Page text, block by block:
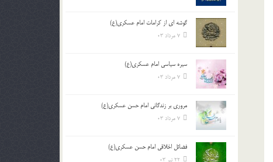
گوشه ای از کرامات امام عسکری(ع)
7 مرداد 03
سیره سیاسی امام عسکری(ع)
7 مرداد 03
مروری بر زندگانی امام حسن عسکری(ع)
7 مرداد 03
فضائل اخلاقی امام حسن عسکری(ع)
22 تیر 03